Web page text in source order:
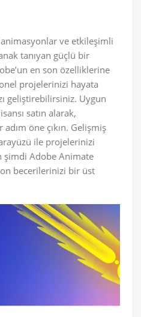
ve etkileşimli
tanıyan güçlü bir
en son özelliklerine
projelerinizi hayata
geliştirebilirsiniz. Uygun
satın alarak,
öne çıkın. Gelişmiş
ile projelerinizi
şimdi Adobe Animate
becerilerinizi bir üst